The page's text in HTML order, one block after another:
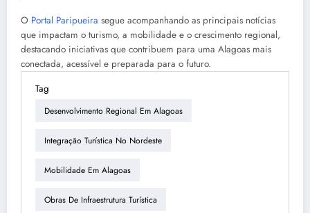
O Portal Paripueira segue acompanhando as principais notícias
que impactam o turismo, a mobilidade e o crescimento regional,
destacando iniciativas que contribuem para uma Alagoas mais
conectada, acessível e preparada para o futuro.
Tag
Desenvolvimento Regional Em Alagoas
Integração Turística No Nordeste
Mobilidade Em Alagoas
Obras De Infraestrutura Turística